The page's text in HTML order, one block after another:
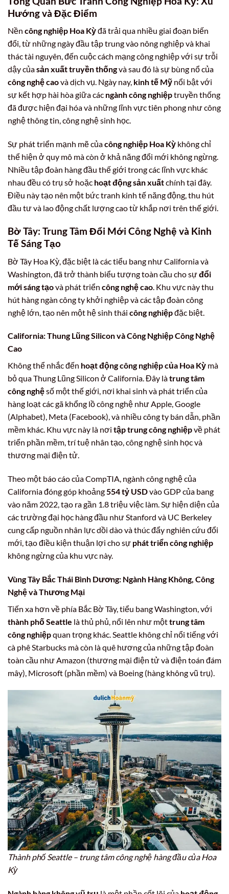
Hướng và Đặc Điểm
Nền công nghiệp Hoa Kỳđã trải qua nhiều giai đoạn biến
đổi, từ những ngày đầu tập trung vào nông nghiệp và khai
thác tài nguyên, đến cuộc cách mạng công nghiệp với sự trỗi
dậy củasản xuất truyền thốngvà sau đó là sự bùng nổ của
công nghệ caovà dịch vụ. Ngày nay, kinh tế Mỹ nổi bật với
sự kết hợp hài hòa giữa các ngành công nghiệptruyền thống
đã được hiện đại hóa và những lĩnh vực tiên phong như công
nghệ thông tin, công nghệ sinh học.
Sự phát triển mạnh mẽ củacông nghiệp Hoa Kỳ không chỉ
thể hiện ở quy mô mà còn ở khả năng đổi mới không ngừng.
Nhiều tập đoàn hàng đầu thế giới trong các lĩnh vực khác
nhau đều có trụ sở hoặc hoạt động sản xuấtchính tại đây.
Điều này tạo nên một bức tranh kinh tế năng động, thu hút
đầu tư và lao động chất lượng cao từ khắp nơi trên thế giới.
Bờ Tây: Trung Tâm Đổi Mới Công Nghệ và Kinh
Tế Sáng Tạo
Bờ Tây Hoa Kỳ, đặc biệt là các tiểu bang như California và
Washington, đã trở thành biểu tượng toàn cầu cho sựđổi
mới sáng tạovà phát triển công nghệ cao . Khu vực này thu
hút hàng ngàn công ty khởi nghiệp và các tập đoàn công
nghệ lớn, tạo nên một hệ sinh thái công nghiệpđặc biệt.
California: Thung Lũng Silicon vàCông Nghiệp Công Nghệ
Cao
Không thể nhắc đến hoạt động công nghiệp của Hoa Kỳ mà
bỏ qua Thung Lũng Silicon ở California. Đây làtrung tâm
công nghệsố một thế giới, nơi khai sinh và phát triển của
hàng loạt các gã khổng lồ công nghệ như Apple, Google
(Alphabet), Meta (Facebook), và nhiều công ty bán dẫn, phần
mềm khác. Khu vực này là nơi tập trung công nghiệpvề phát
triển phần mềm, trí tuệ nhân tạo, công nghệ sinh học và
thương mại điện tử.
Theo một báo cáo của CompTIA, ngành công nghệ của
California đóng góp khoảng554 tỷ USDvào GDP của bang
vào năm 2022, tạo ra gần 1.8 triệu việc làm. Sự hiện diện của
các trường đại học hàng đầu như Stanford và UC Berkeley
cung cấp nguồn nhân lực dồi dào và thúc đẩy nghiên cứu đổi
mới, tạo điều kiện thuận lợi cho sự phát triển công nghiệp
không ngừng của khu vực này.
Vùng Tây Bắc Thái Bình Dương: Ngành Hàng Không, Công
Nghệvà Thương Mại
Tiến xa hơn về phía Bắc Bờ Tây, tiểu bang Washington, với
thành phố Seattle là thủ phủ, nổi lên như mộttrung tâm
công nghiệpquan trọng khác. Seattle không chỉ nổi tiếng với
cà phê Starbucks mà còn là quê hương của những tập đoàn
toàn cầu như Amazon (thương mại điện tử và điện toán đám
mây), Microsoft (phần mềm) và Boeing (hàng không vũ trụ).
Thành phố Seattle – trung tâm công nghệ hàng đầu của Hoa
Kỳ